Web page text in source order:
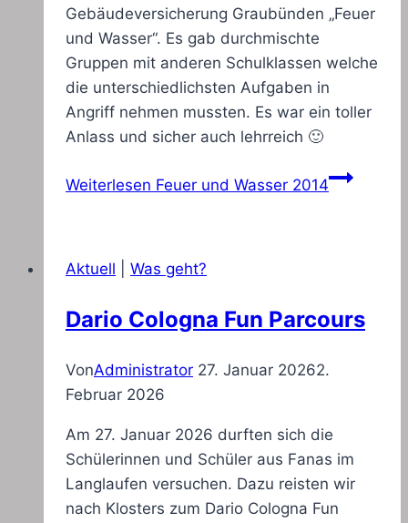
Gebäudeversicherung Graubünden „Feuer
und Wasser“. Es gab durchmischte
Gruppen mit anderen Schulklassen welche
die unterschiedlichsten Aufgaben in
Angriff nehmen mussten. Es war ein toller
Anlass und sicher auch lehrreich 🙂
Weiterlesen Feuer und Wasser 2014
Aktuell Was geht?
Dario Cologna Fun Parcours
VonAdministrator 27. Januar 20262.
Februar 2026
Am 27. Januar 2026 durften sich die
Schülerinnen und Schüler aus Fanas im
Langlaufen versuchen. Dazu reisten wir
nach Klosters zum Dario Cologna Fun